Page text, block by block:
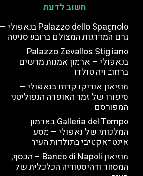
חשוב לדעת
Palazzo dello Spagnolo בנאפולי –
גרם המדרגות המצולם ברובע סניטה
Palazzo Zevallos Stigliano
בנאפולי – ארמון אמנות מרשים
ברחוב ויה טולדו
מוזיאון אנריקו קרוזו בנאפולי –
סיפורו של זמר האופרה הנפוליטני
המפורסם
Galleria del Tempo בארמון
המלכותי של נאפולי – מסע
אינטראקטיבי בתולדות העיר
מוזיאון Banco di Napoli – הכסף,
המסחר וההיסטוריה הכלכלית של